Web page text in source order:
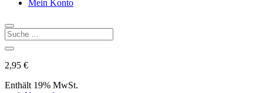
Mein Konto
2,95 €
Enthält 19% MwSt.